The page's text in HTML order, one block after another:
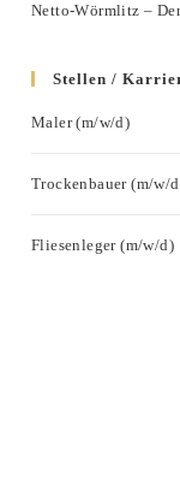
Netto-Wörmlitz –
Stellen /
Maler (m/w/d)
Trockenbauer (m/w/
Fliesenleger (m/w/d)